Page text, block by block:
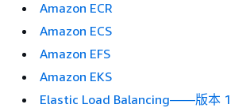
Amazon ECR
Amazon ECS
Amazon EFS
Amazon EKS
Elastic Load Balancing——版本 1